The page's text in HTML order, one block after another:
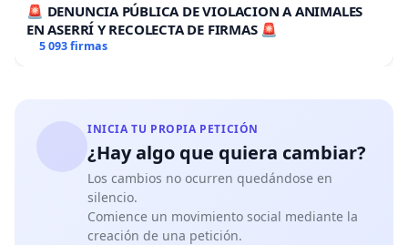
🚨 DENUNCIA PÚBLICA DE VIOLACION A ANIMALES
EN ASERRÍ Y RECOLECTA DE FIRMAS 🚨
5 093 firmas
INICIA TU PROPIA PETICIÓN
¿Hay algo que quiera cambiar?
Los cambios no ocurren quedándose en
silencio.
Comience un movimiento social mediante la
creación de una petición.